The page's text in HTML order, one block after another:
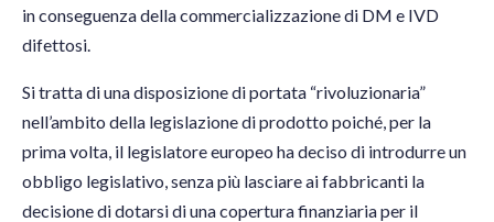
in conseguenza della commercializzazione di DM e IVD
difettosi.
Si tratta di una disposizione di portata “rivoluzionaria”
nell’ambito della legislazione di prodotto poiché, per la
prima volta, il legislatore europeo ha deciso di introdurre un
obbligo legislativo, senza più lasciare ai fabbricanti la
decisione di dotarsi di una copertura finanziaria per il